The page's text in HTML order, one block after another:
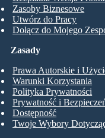
Zasoby Biznesowe
Utwórz do Pracy
Dołącz do Mojego
Zasady
Prawa Autorskie i
Warunki Korzystania
Polityka Prywatności
Prywatność i
Dostępność
Twoje Wybory